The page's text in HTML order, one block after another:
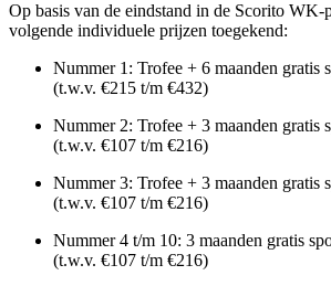
Op basis van de eindstand in de Scorito WK-
volgende individuele prijzen toegekend:
Nummer 1: Trofee + 6 maanden gratis
(t.w.v. €215 t/m €432)
Nummer 2: Trofee + 3 maanden gratis
(t.w.v. €107 t/m €216)
Nummer 3: Trofee + 3 maanden gratis
(t.w.v. €107 t/m €216)
Nummer 4 t/m 10: 3 maanden gratis
(t.w.v. €107 t/m €216)